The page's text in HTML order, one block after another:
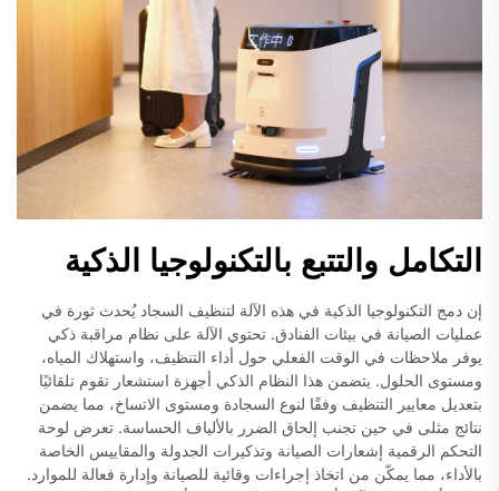
التكامل والتتبع بالتكنولوجيا الذكية
إن دمج التكنولوجيا الذكية في هذه الآلة لتنظيف السجاد يُحدث ثورة في
عمليات الصيانة في بيئات الفنادق. تحتوي الآلة على نظام مراقبة ذكي
يوفر ملاحظات في الوقت الفعلي حول أداء التنظيف، واستهلاك المياه،
ومستوى الحلول. يتضمن هذا النظام الذكي أجهزة استشعار تقوم تلقائيًا
بتعديل معايير التنظيف وفقًا لنوع السجادة ومستوى الاتساخ، مما يضمن
نتائج مثلى في حين تجنب إلحاق الضرر بالألياف الحساسة. تعرض لوحة
التحكم الرقمية إشعارات الصيانة وتذكيرات الجدولة والمقاييس الخاصة
بالأداء، مما يمكّن من اتخاذ إجراءات وقائية للصيانة وإدارة فعالة للموارد.